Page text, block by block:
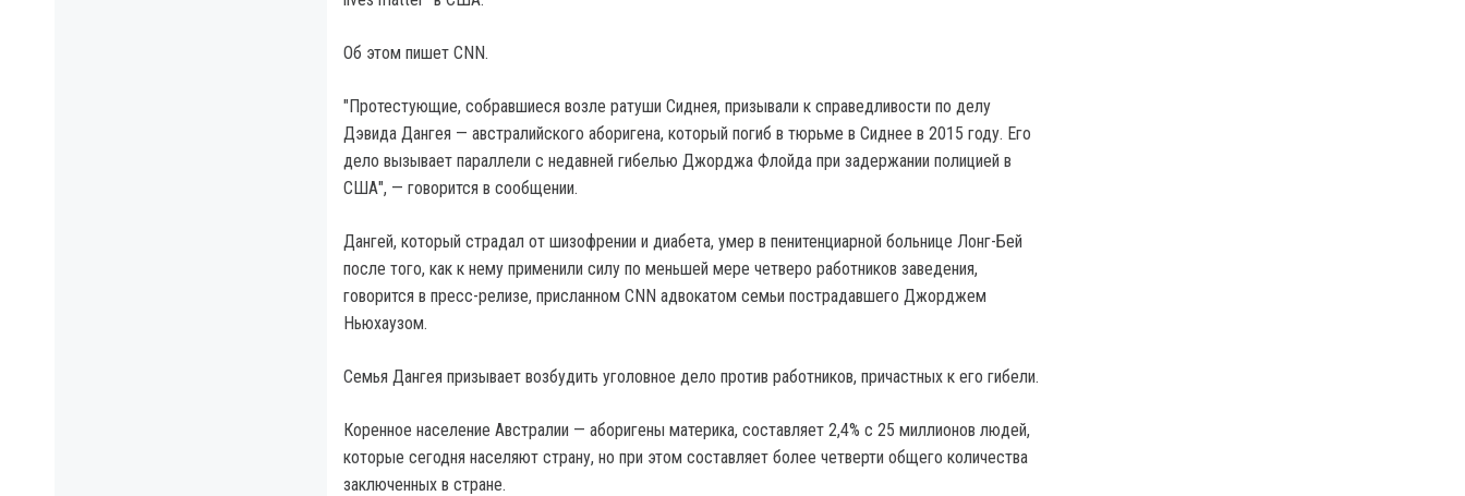
Об этом пишет CNN.
"Протестующие, собравшиеся возле ратуши Сиднея, призывали к справедливости по делу
Дэвида Дангея — австралийского аборигена, который погиб в тюрьме в Сиднее в 2015 году. Его
дело вызывает параллели с недавней гибелью Джорджа Флойда при задержании полицией в
США", — говорится в сообщении.
Дангей, который страдал от шизофрении и диабета, умер в пенитенциарной больнице Лонг-Бей
после того, как к нему применили силу по меньшей мере четверо работников заведения,
говорится в пресс-релизе, присланном CNN адвокатом семьи пострадавшего Джорджем
Ньюхаузом.
Семья Дангея призывает возбудить уголовное дело против работников, причастных к его гибели.
Коренное население Австралии — аборигены материка, составляет 2,4% с 25 миллионов людей,
которые сегодня населяют страну, но при этом составляет более четверти общего количества
заключенных в стране.